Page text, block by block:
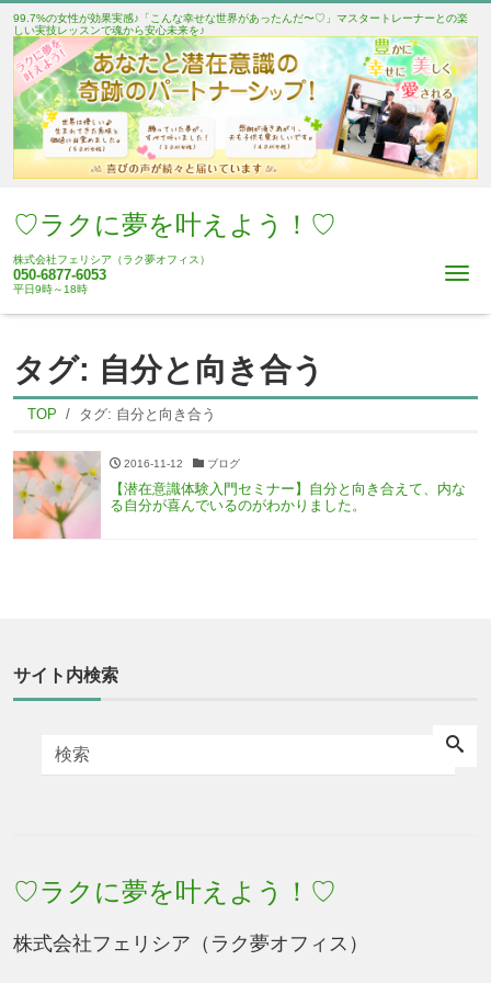
99.7%の女性が効果実感♪「こんな幸せな世界があったんだ〜♡」マスタートレーナーとの楽
しい実技レッスンで魂から安心未来を♪
♡ラクに夢を叶えよう！♡
株式会社フェリシア（ラク夢オフィス）
050-6877-6053
平日9時～18時
タグ: 自分と向き合う
TOP タグ: 自分と向き合う
2016-11-12 ブログ
【潜在意識体験入門セミナー】自分と向き合えて、内な
る自分が喜んでいるのがわかりました。
サイト内検索
♡ラクに夢を叶えよう！♡
株式会社フェリシア（ラク夢オフィス）